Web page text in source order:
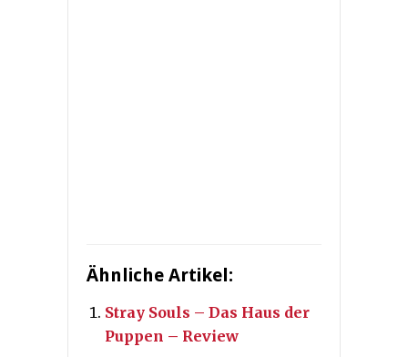
Ähnliche Artikel:
Stray Souls – Das Haus der
Puppen – Review